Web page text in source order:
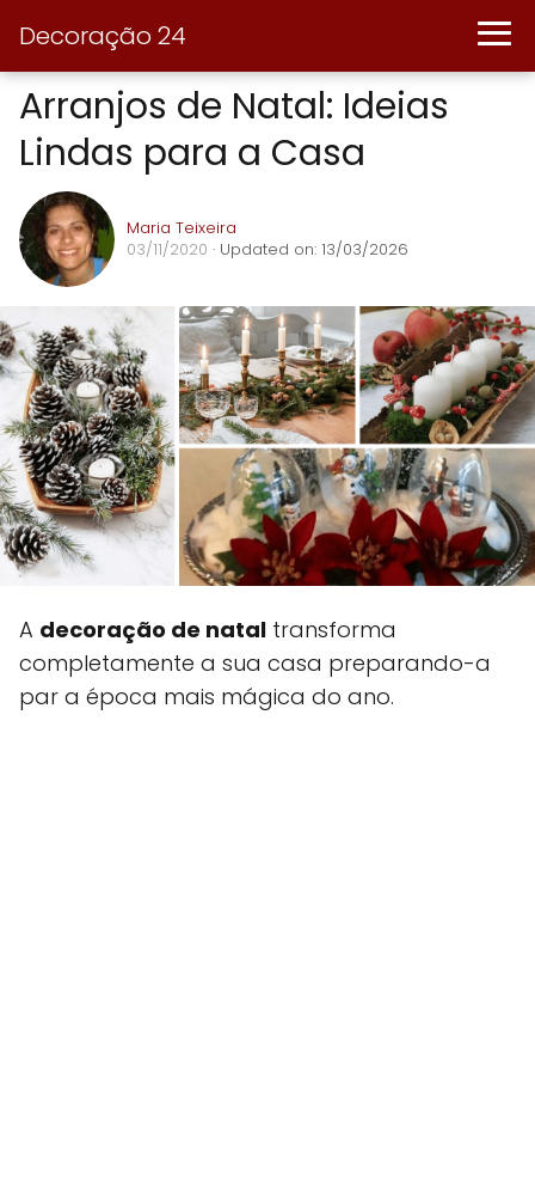
Decoração 24
Arranjos de Natal: Ideias
Lindas para a Casa
Maria Teixeira
03/11/2020 · Updated on: 13/03/2026
A decoração de natal transforma
completamente a sua casa preparando-a
par a época mais mágica do ano.